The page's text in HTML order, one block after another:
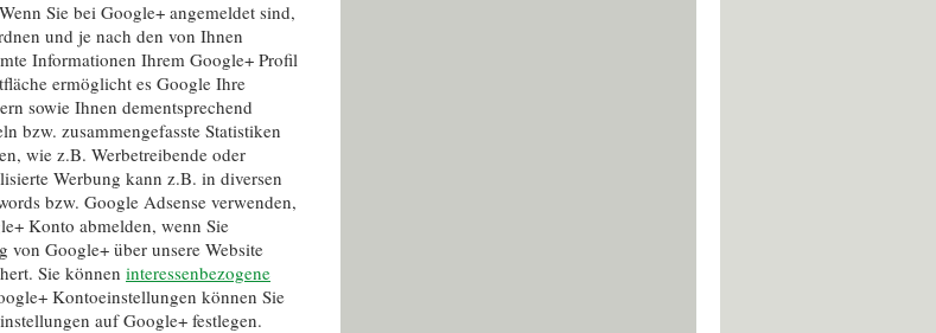
Sie bei Google+ angemeldet sind,
und je nach den von Ihnen
Informationen Ihrem Google+ Profil
ermöglicht es Google Ihre
sowie Ihnen dementsprechend
bzw. zusammengefasste Statistiken
wie z.B. Werbetreibende oder
Werbung kann z.B. in diversen
bzw. Google Adsense verwenden,
Konto abmelden, wenn Sie
von Google+ über unsere Website
Sie können interessenbezogene
Kontoeinstellungen können Sie
auf Google+ festlegen.